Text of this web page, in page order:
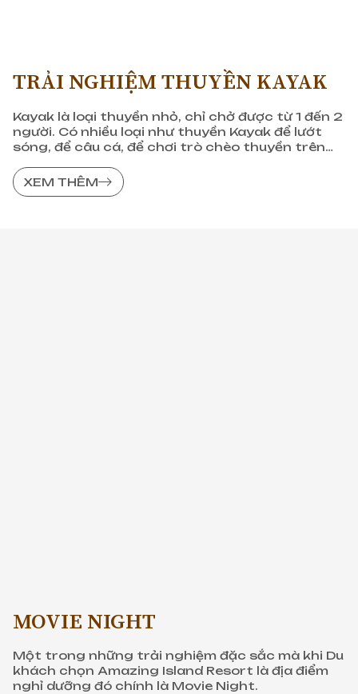
TRẢI NGHIỆM THUYỀN KAYAK
Kayak là loại thuyền nhỏ, chỉ chở được từ 1 đến 2
người. Có nhiều loại như thuyền Kayak để lướt
sóng, để câu cá, để chơi trò chèo thuyền trên
có lịch sử tồn tại hơn 4000 năm.
XEM THÊM
MOVIE NIGHT
Một trong những trải nghiệm đặc sắc mà khi Du
khách chọn Amazing Island Resort là địa điểm
nghỉ dưỡng đó chính là Movie Night.